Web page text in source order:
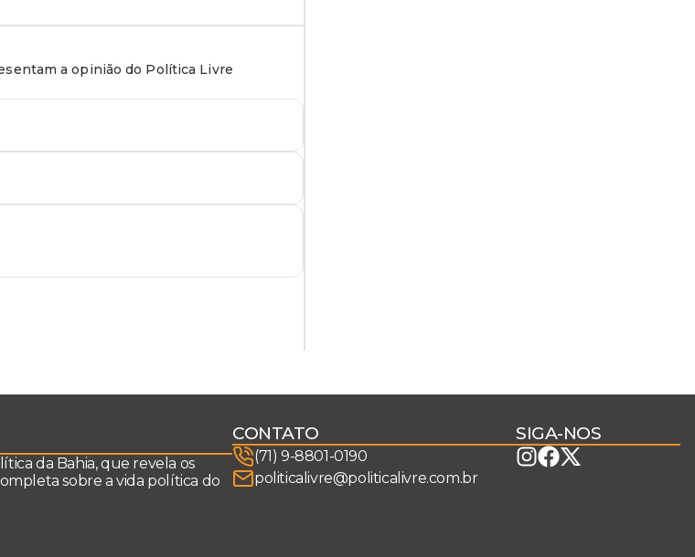
a opinião do Política Livre
da Bahia, que revela os
sobre a vida política do
CONTATO
(71) 9-8801-0190
politicalivre@politicalivre.com.br
SIGA-NOS